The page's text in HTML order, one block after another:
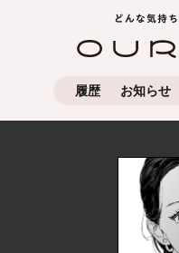
どん
もの
OUR FEEL
履歴 お知らせ